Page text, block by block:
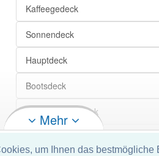
um Ihnen das
Kaffeegedeck
Sonnendeck
Hauptdeck
Bootsdeck
Reschenscheideck
Mehr